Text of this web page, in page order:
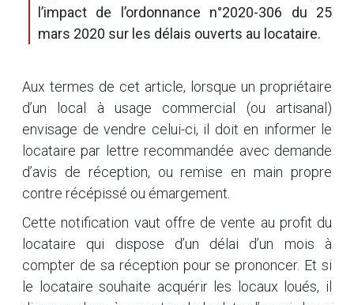
l’impact de l’ordonnance n°2020-306 du 25
mars 2020 sur les délais ouverts au locataire.
Aux termes de cet article, lorsque un propriétaire
d’un local à usage commercial (ou artisanal)
envisage de vendre celui-ci, il doit en informer le
locataire par lettre recommandée avec demande
d’avis de réception, ou remise en main propre
contre récépissé ou émargement.
Cette notification vaut offre de vente au profit du
locataire qui dispose d’un délai d’un mois à
compter de sa réception pour se prononcer. Et si
le locataire souhaite acquérir les locaux loués, il